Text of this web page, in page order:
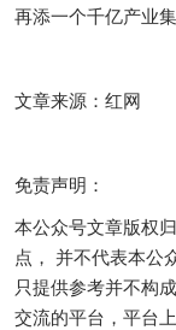
再添一个千亿产业集
文章来源：红网
免责声明：
本公众号文章版权
点， 并不代表本公
只提供参考并不构
交流的平台，平台